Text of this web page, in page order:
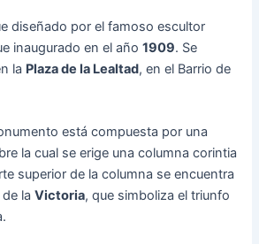
diseñado por el famoso escultor
inaugurado en el año1909. Se
la Plaza de la Lealtad, en el Barrio de
está compuesta por una
la cual se erige una columna corintia
superior de la columna se encuentra
de laVictoria, que simboliza el triunfo